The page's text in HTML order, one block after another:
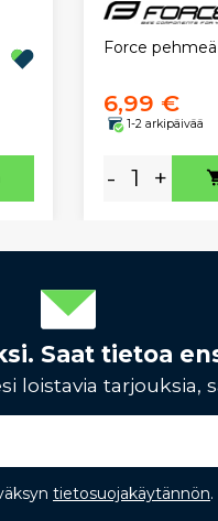
Force
6,99 €
1-2 arkipäivää
- +
Saat tietoa
loistavia tarjouksia,
tietosuojakäytännön.